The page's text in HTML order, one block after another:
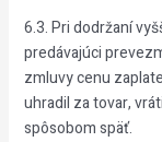
6.3. Pri dodržaní
predávajúci
zmluvy cenu
uhradil za tovar,
spôsobom späť.